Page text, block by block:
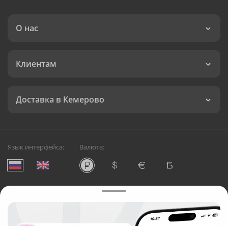
О нас
Клиентам
Доставка в Кемерово
Язык интерфейса: Валюта:
Служба круглосуточной доставки цветов в Кемерово
Русский Букет, 2026
Общество с ограниченной ответственностью «Технология»